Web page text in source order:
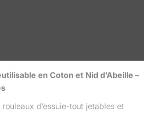
en Coton et Nid d’Abeille –
d’essuie-tout jetables et